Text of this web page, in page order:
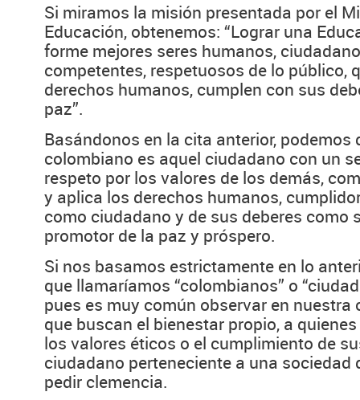
Si miramos la misión presentada por el
Educación, obtenemos: “Lograr una
forme mejores seres humanos,
competentes, respetuosos de lo público,
derechos humanos, cumplen con sus
paz”.
Basándonos en la cita anterior, podemos
colombiano es aquel ciudadano con un
respeto por los valores de los demás,
y aplica los derechos humanos,
como ciudadano y de sus deberes como
promotor de la paz y próspero.
Si nos basamos estrictamente en lo
que llamaríamos “colombianos” o
pues es muy común observar en nuestra
que buscan el bienestar propio, a
los valores éticos o el cumplimiento de
ciudadano perteneciente a una sociedad
pedir clemencia.